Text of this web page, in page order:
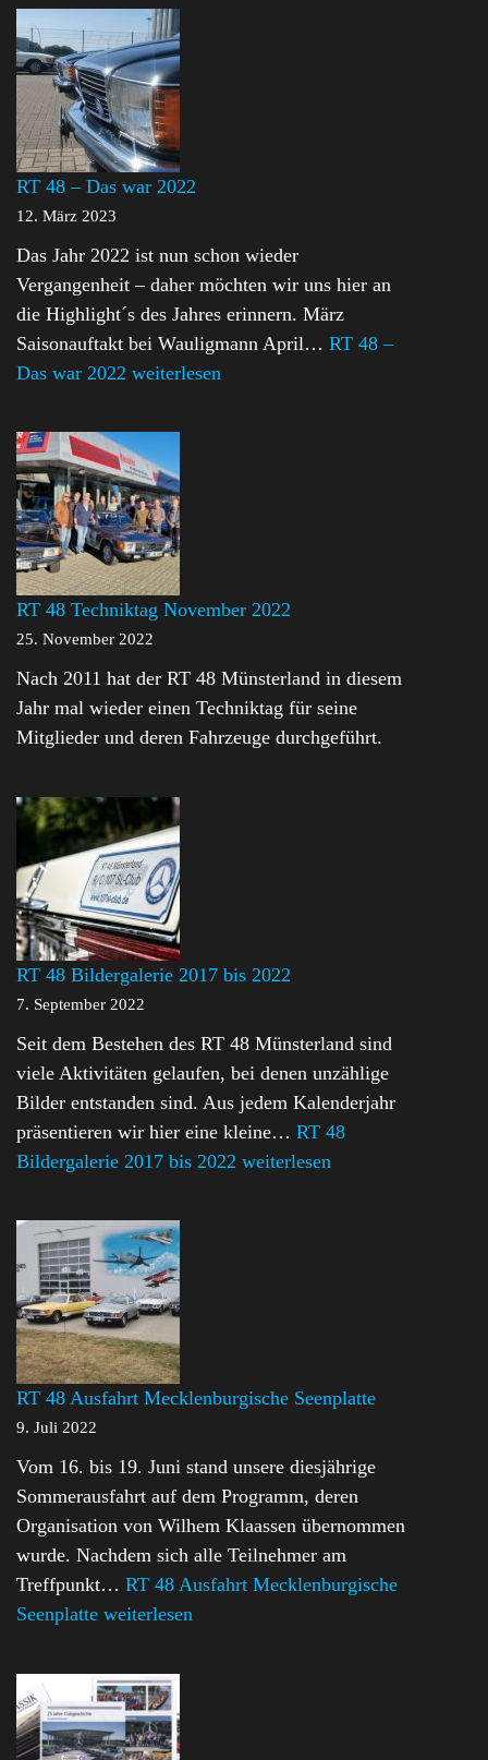
RT 48 – Das war 2022
12. März 2023
Das Jahr 2022 ist nun schon wieder
Vergangenheit – daher möchten wir uns hier an
die Highlight´s des Jahres erinnern. März
Saisonauftakt bei Wauligmann April… RT 48 –
Das war 2022 weiterlesen
RT 48 Techniktag November 2022
25. November 2022
Nach 2011 hat der RT 48 Münsterland in diesem
Jahr mal wieder einen Techniktag für seine
Mitglieder und deren Fahrzeuge durchgeführt.
RT 48 Bildergalerie 2017 bis 2022
7. September 2022
Seit dem Bestehen des RT 48 Münsterland sind
viele Aktivitäten gelaufen, bei denen unzählige
Bilder entstanden sind. Aus jedem Kalenderjahr
präsentieren wir hier eine kleine… RT 48
Bildergalerie 2017 bis 2022 weiterlesen
RT 48 Ausfahrt Mecklenburgische Seenplatte
9. Juli 2022
Vom 16. bis 19. Juni stand unsere diesjährige
Sommerausfahrt auf dem Programm, deren
Organisation von Wilhem Klaassen übernommen
wurde. Nachdem sich alle Teilnehmer am
Treffpunkt… RT 48 Ausfahrt Mecklenburgische
Seenplatte weiterlesen